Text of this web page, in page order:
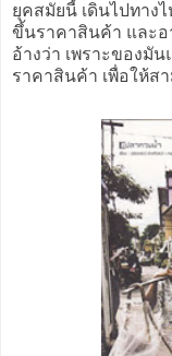
ยุคสมัยนี้ เดินไปทาง
ขึ้นราคาสินค้า และอ
อ้างว่า เพราะของมั
ราคาสินค้า เพื่อให้ส